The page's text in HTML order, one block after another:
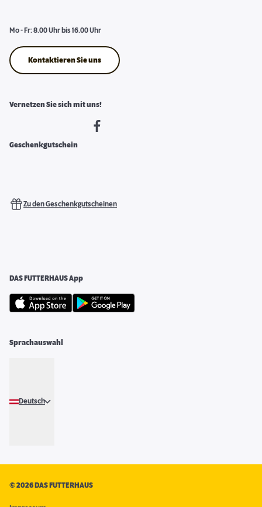
Mo - Fr: 8.00 Uhr bis 16.00 Uhr
Kontaktieren Sie uns
Vernetzen Sie sich mit uns!
Geschenkgutschein
Zu den Geschenkgutscheinen
DAS FUTTERHAUS App
Sprachauswahl
Deutsch
©2026 DAS FUTTERHAUS